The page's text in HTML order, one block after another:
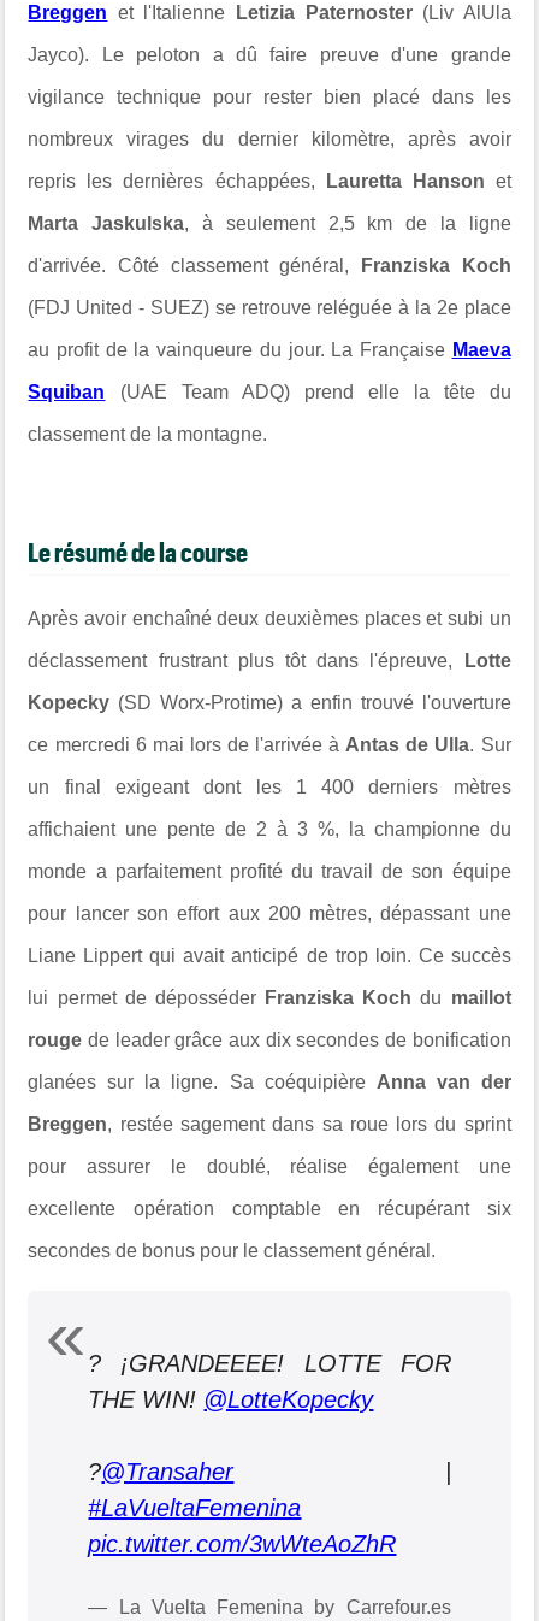
Breggen et l'Italienne Letizia Paternoster(Liv AlUla
Jayco). Le peloton a dû faire preuve d'une grande
vigilance technique pour rester bien placé dans les
nombreux virages du dernier kilomètre, après avoir
repris les dernières échappées, Lauretta Hanson et
Marta Jaskulska, à seulement 2,5 km de la ligne
d'arrivée. Côté classement général, Franziska Koch
(FDJ United - SUEZ) se retrouve reléguée à la 2e place
au profit de la vainqueure du jour. La Française Maeva
Squiban (UAE Team ADQ) prend elle la tête du
classement de la montagne.
Le résumé de la course
Après avoir enchaîné deux deuxièmes places et subi un
déclassement frustrant plus tôt dans l'épreuve, Lotte
Kopecky (SD Worx-Protime) a enfin trouvé l'ouverture
ce mercredi 6 mai lors de l'arrivée à Antas de Ulla. Sur
un final exigeant dont les 1 400 derniers mètres
affichaient une pente de 2 à 3 %, la championne du
monde a parfaitement profité du travail de son équipe
pour lancer son effort aux 200 mètres, dépassant une
Liane Lippert qui avait anticipé de trop loin. Ce succès
lui permet de déposséder Franziska Koch du maillot
rouge de leader grâce aux dix secondes de bonification
glanées sur la ligne. Sa coéquipière Anna van der
Breggen, restée sagement dans sa roue lors du sprint
pour assurer le doublé, réalise également une
excellente opération comptable en récupérant six
secondes de bonus pour le classement général.
? ¡GRANDEEEE! LOTTE FOR
THE WIN! @LotteKopecky
?@Transaher|
#LaVueltaFemenina
pic.twitter.com/3wWteAoZhR
— La Vuelta Femenina by Carrefour.es